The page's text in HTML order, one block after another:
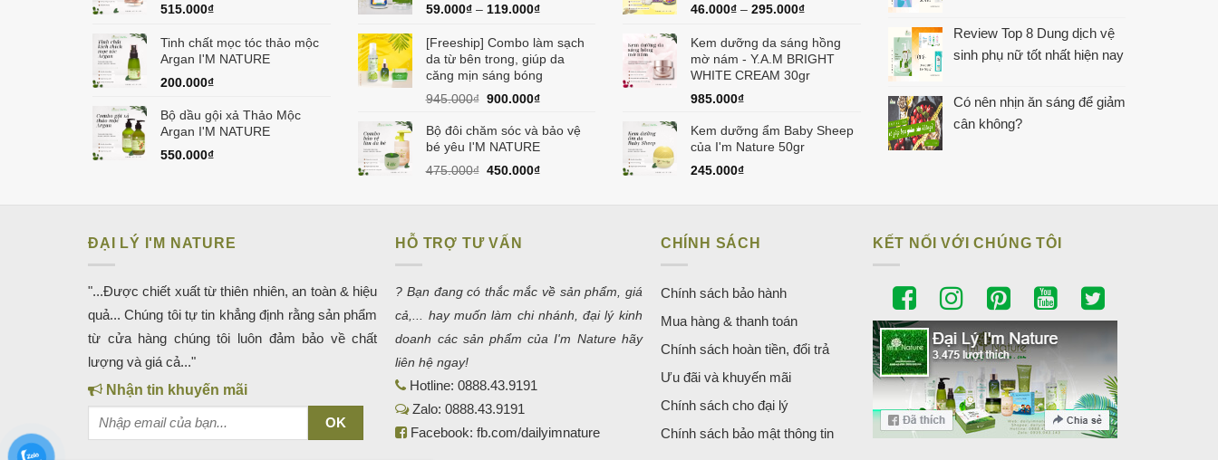
515.000₫
Tinh chất mọc tóc thảo mộc
Argan I'M NATURE
200.000₫
Bộ dầu gội xả Thảo Mộc
Argan I'M NATURE
550.000₫
59.000₫– 119.000₫
[Freeship] Combo làm sạch
da từ bên trong, giúp da
căng mịn sáng bóng
945.000₫ Giá
là:
945.000₫.
900.000₫Giá
tại
là:
900.000₫.
Bộ đôi chăm sóc và bảo vệ
bé yêu I'M NATURE
475.000₫ Giá
450.000₫Giá
46.000₫ – 295.000₫
Kem dưỡng da sáng hồng
mờ nám - Y.A.M BRIGHT
WHITE CREAM 30gr
985.000₫
Kem dưỡng ẩm Baby Sheep
của I'm Nature 50gr
245.000₫
Review Top 8 Dung dịch vệ
sinh phụ nữ tốt nhất hiện nay
Có nên nhịn ăn sáng để giảm
cân không?
ĐẠI LÝ I'M NATURE
"...Được chiết xuất từ thiên nhiên, an toàn & hiệu
quả... Chúng tôi tự tin khẳng định rằng sản phẩm
từ cửa hàng chúng tôi luôn đảm bảo về chất
lượng và giá cả..."
Nhận tin khuyến mãi
HỖ TRỢ TƯ VẤN
? Bạn đang có thắc mắc về sản phẩm, giá
cả,... hay muốn làm chi nhánh, đại lý kinh
doanh các sản phẩm của I'm Nature hãy
liên hệ ngay!
Hotline:0888.43.9191
Zalo:0888.43.9191
Facebook:fb.com/dailyimnature
CHÍNH SÁCH
Chính sách bảo hành
Mua hàng & thanh toán
Chính sách hoàn tiền, đổi trả
Ưu đãi và khuyến mãi
Chính sách cho đại lý
Chính sách bảo mật thông tin
KẾT NỐI VỚI CHÚNG TÔI